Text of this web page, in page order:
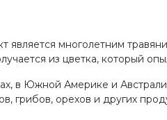
многолетним
из цветка, который
в Южной Америке и
грибов, орехов и других